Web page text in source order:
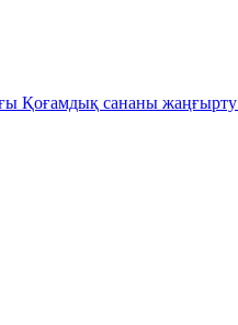
Қоғамдық сананы